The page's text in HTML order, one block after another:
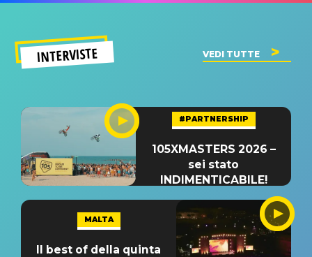
INTERVISTE VEDI TUTTE
#PARTNERSHIP
105XMASTERS 2026 –
sei stato
INDIMENTICABILE!
MALTA
Il best of della quinta